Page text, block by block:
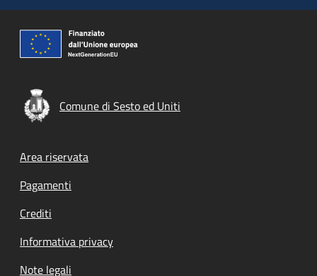
Comune di Sesto ed Uniti
Footer menu
Area riservata
Pagamenti
Crediti
Informativa privacy
Note legali